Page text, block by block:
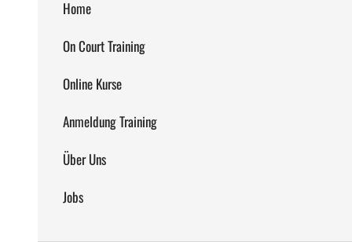
Home
On Court Training
Online Kurse
Anmeldung Training
Über Uns
Jobs